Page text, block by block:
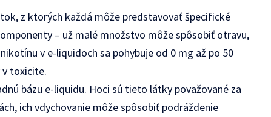
z ktorých každá môže predstavovať špecifické
– už malé množstvo môže spôsobiť otravu,
v e-liquidoch sa pohybuje od 0 mg až po 50
v toxicite.
bázu e-liquidu. Hoci sú tieto látky považované za
ich vdychovanie môže spôsobiť podráždenie